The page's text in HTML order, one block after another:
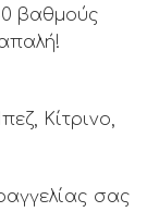
βαθμούς
Κίτρινο,
σας